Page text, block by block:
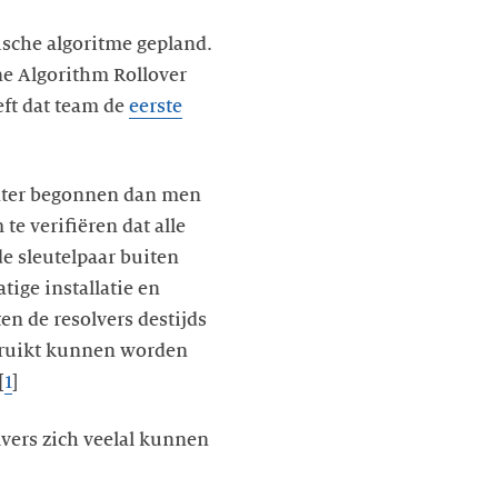
algoritme gepland.
Algorithm Rollover
dat team de eerste
begonnen dan men
te verifiëren dat alle
sleutelpaar buiten
installatie en
de resolvers destijds
kunnen worden
1
zich veelal kunnen